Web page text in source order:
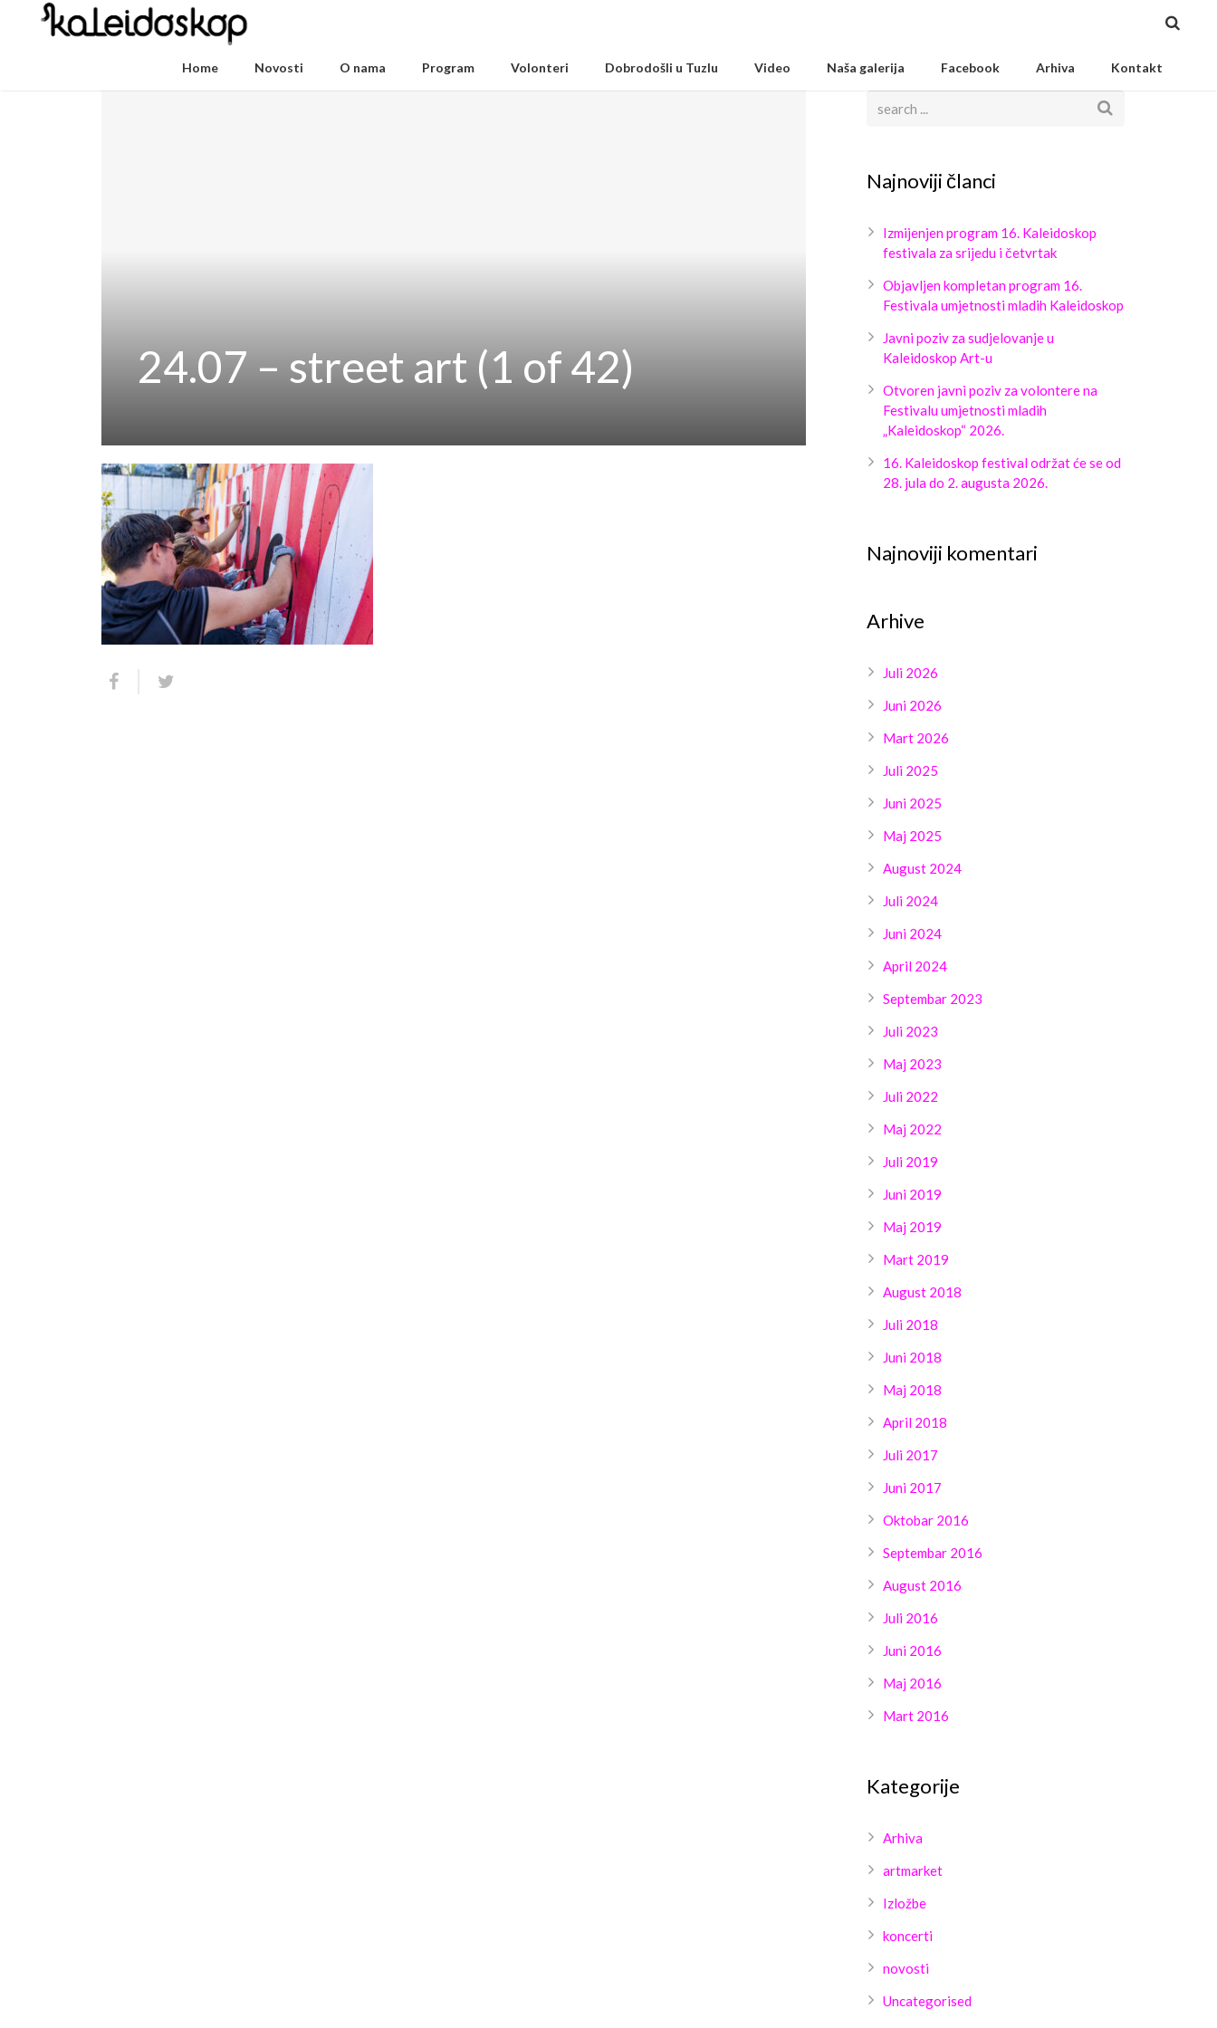
Home Novosti O nama Program Volonteri Dobrodošli u Tuzlu Video Naša galerija Facebook Arhiva Kontakt
24.07 – street art (1 of 42)
Najnoviji članci
Izmijenjen program 16. Kaleidoskop
festivala za srijedu i četvrtak
Objavljen kompletan program 16.
Festivala umjetnosti mladih Kaleidoskop
Javni poziv za sudjelovanje u
Kaleidoskop Art-u
Otvoren javni poziv za volontere na
Festivalu umjetnosti mladih
„Kaleidoskop“ 2026.
16. Kaleidoskop festival održat će se od
28. jula do 2. augusta 2026.
Najnoviji komentari
Arhive
Juli 2026
Juni 2026
Mart 2026
Juli 2025
Juni 2025
Maj 2025
August 2024
Juli 2024
Juni 2024
April 2024
Septembar 2023
Juli 2023
Maj 2023
Juli 2022
Maj 2022
Juli 2019
Juni 2019
Maj 2019
Mart 2019
August 2018
Juli 2018
Juni 2018
Maj 2018
April 2018
Juli 2017
Juni 2017
Oktobar 2016
Septembar 2016
August 2016
Juli 2016
Juni 2016
Maj 2016
Mart 2016
Kategorije
Arhiva
artmarket
Izložbe
koncerti
novosti
Uncategorised